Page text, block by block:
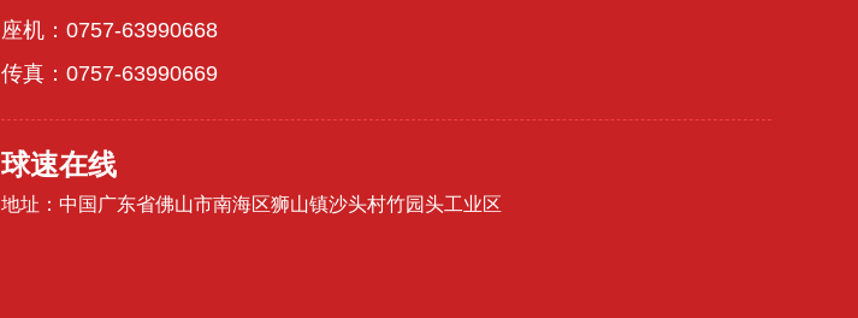
座机：0757-63990668
传真：0757-63990669
球速在线
地址：中国广东省佛山市南海区狮山镇沙头村竹园头工业区